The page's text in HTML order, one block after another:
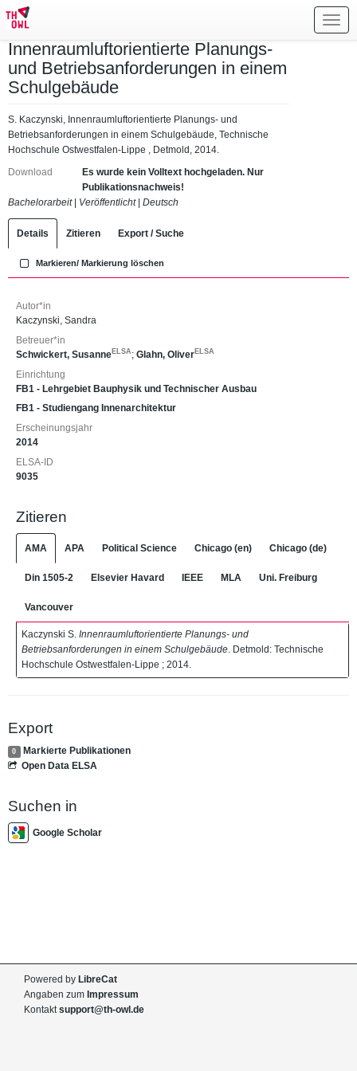
Innenraumluftorientierte Planungs-
und Betriebsanforderungen in einem
Schulgebäude
S. Kaczynski, Innenraumluftorientierte Planungs- und
Betriebsanforderungen in einem Schulgebäude, Technische
Hochschule Ostwestfalen-Lippe , Detmold, 2014.
Download
Es wurde kein Volltext hochgeladen. Nur
Publikationsnachweis!
Bachelorarbeit| Veröffentlicht| Deutsch
Details Zitieren Export / Suche
Markieren/ Markierung löschen
Autor*in
Kaczynski, Sandra
Betreuer*in
Schwickert, Susanne ELSA ; Glahn, Oliver ELSA
Einrichtung
FB1 - Lehrgebiet Bauphysik und Technischer Ausbau
FB1 - Studiengang Innenarchitektur
Erscheinungsjahr
2014
ELSA-ID
9035
Zitieren
AMA APA Political Science Chicago (en) Chicago (de)
Din 1505-2 Elsevier Havard IEEE MLA Uni. Freiburg
Vancouver
Kaczynski S. Innenraumluftorientierte Planungs- und
Betriebsanforderungen in einem Schulgebäude . Detmold: Technische
Hochschule Ostwestfalen-Lippe ; 2014.
Export
0
Markierte Publikationen
Open Data ELSA
Suchen in
Google Scholar
Powered by LibreCat
Angaben zum Impressum
Kontaktsupport@th-owl.de